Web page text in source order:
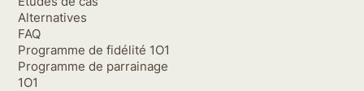
Alternatives
FAQ
Programme de fidélité 1O1
Programme de parrainage
1O1